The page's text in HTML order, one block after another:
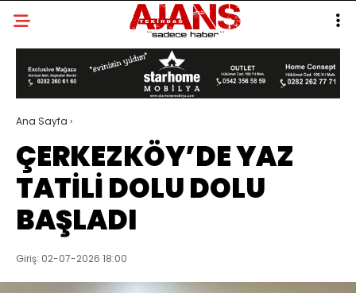
Ana Sayfa ›
ÇERKEZKÖY’DE YAZ
TATİLİ DOLU DOLU
BAŞLADI
Giriş: 02-07-2026 18:00